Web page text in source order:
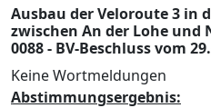
Ausbau der Veloroute 3 in
zwischen An der Lohe und
0088 - BV-Beschluss vom
Keine Wortmeldungen
Abstimmungsergebnis: